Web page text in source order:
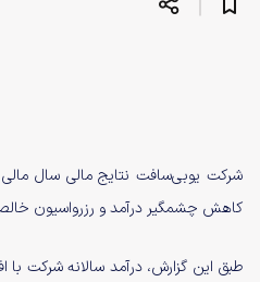
کاهش چشمگیر درآمد و رزرواسیون